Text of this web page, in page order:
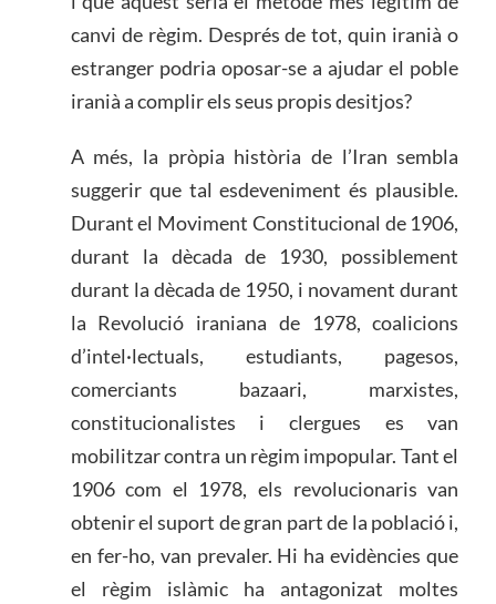
canvi de règim. Després de tot, quin iranià o
estranger podria oposar-se a ajudar el poble
iranià a complir els seus propis desitjos?
A més, la pròpia història de l’Iran sembla
suggerir que tal esdeveniment és plausible.
Durant el Moviment Constitucional de 1906,
durant la dècada de 1930, possiblement
durant la dècada de 1950, i novament durant
la Revolució iraniana de 1978, coalicions
d’intel·lectuals, estudiants, pagesos,
comerciants bazaari, marxistes,
constitucionalistes i clergues es van
mobilitzar contra un règim impopular. Tant el
1906 com el 1978, els revolucionaris van
obtenir el suport de gran part de la població i,
en fer-ho, van prevaler. Hi ha evidències que
el règim islàmic ha antagonizat moltes